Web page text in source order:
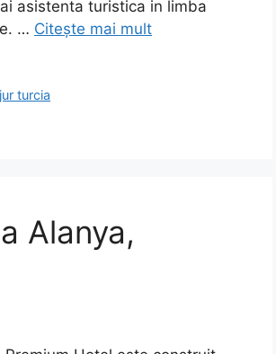
asistenta turistica in limba
… Citește mai mult
turcia
Alanya,